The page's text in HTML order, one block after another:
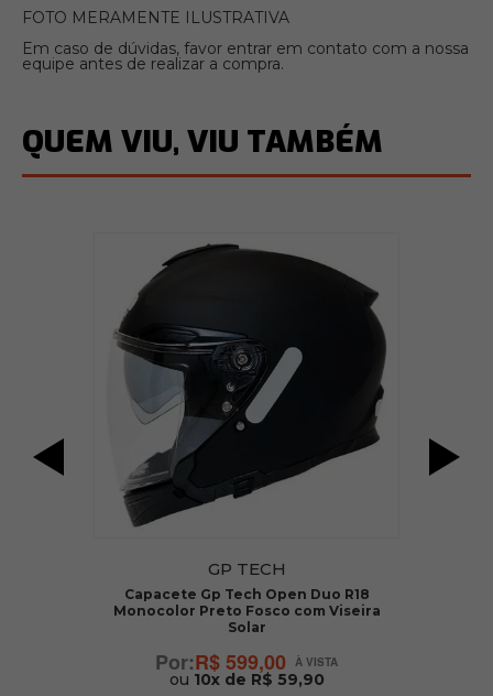
FOTO MERAMENTE ILUSTRATIVA
Em caso de dúvidas, favor entrar em contato com a nossa
equipe antes de realizar a compra.
QUEM VIU, VIU TAMBÉM
GP TECH
Capacete Gp Tech Open Duo R18
Monocolor Preto Fosco com Viseira
Solar
R$ 599,00
ou 10x de R$ 59,90